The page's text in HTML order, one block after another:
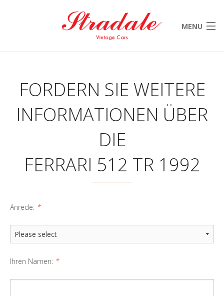
MENU
HOME
VERKAUFT
NEWS & EVENTS
FORDERN SIE WEITERE
INFORMATIONEN ÜBER
DIE
FERRARI 512 TR 1992
Anrede: *
Ihren Namen: *